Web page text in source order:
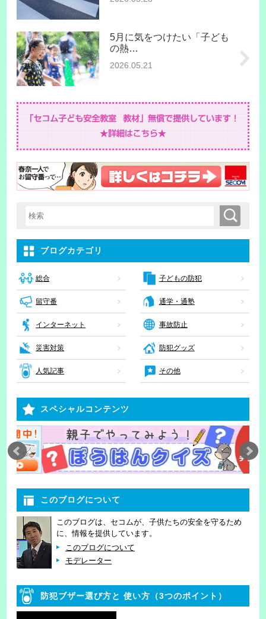
5月に気をつけたい「子ども
の熱…
2026.05.21
検索キーワード入力 検索
ブログカテゴリ
総合 子どもの防犯
留守番 通学・通塾
インターネット 事故防止
災害対策 防犯グッズ
人気記事 その他
スペシャルコンテンツ
このブログについて
このブログは、セコムが、子供たちの安全を守るため
に、情報を提供しています。
このブログについて
モデレーター
防犯ブザー選び方と 使い方（3つのポイント）